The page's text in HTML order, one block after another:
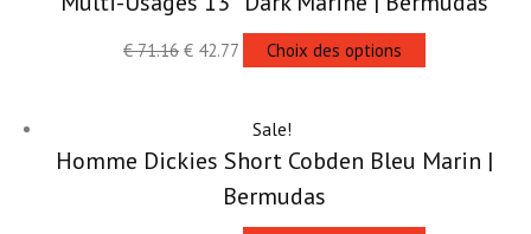
€71.16 €42.77 Choix des options
Sale!
Homme Dickies Short Cobden Bleu Marin |
Bermudas